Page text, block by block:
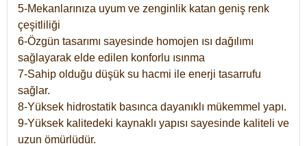
5-Mekanlarınıza uyum ve zenginlik katan geniş renk
çeşitliliği
6-Özgün tasarımı sayesinde homojen ısı dağılımı
sağlayarak elde edilen konforlu ısınma
7-Sahip olduğu düşük su hacmi ile enerji tasarrufu
sağlar.
8-Yüksek hidrostatik basınca dayanıklı mükemmel yapı.
9-Yüksek kalitedeki kaynaklı yapısı sayesinde kaliteli ve
uzun ömürlüdür.